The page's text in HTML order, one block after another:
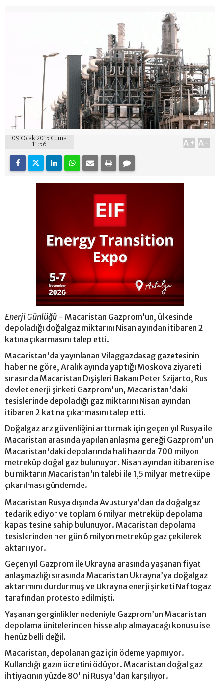
09 Ocak 2015 Cuma
11:56
A+ A-
Enerji Günlüğü - Macaristan Gazprom’un, ülkesinde
depoladığı doğalgaz miktarını Nisan ayından itibaren 2
katına çıkarmasını talep etti.
Macaristan'da yayınlanan Vilaggazdasag gazetesinin
haberine göre, Aralık ayında yaptığı Moskova ziyareti
sırasında Macaristan Dışişleri Bakanı Peter Szijarto, Rus
devlet enerji şirketi Gazprom'un, Macaristan'daki
tesislerinde depoladığı gaz miktarını Nisan ayından
itibaren 2 katına çıkarmasını talep etti.
Doğalgaz arz güvenliğini arttırmak için geçen yıl Rusya ile
Macaristan arasında yapılan anlaşma gereği Gazprom'un
Macaristan'daki depolarında hali hazırda 700 milyon
metreküp doğal gaz bulunuyor. Nisan ayından itibaren ise
bu miktarın Macaristan'ın talebi ile 1,5 milyar metreküpe
çıkarılması gündemde.
Macaristan Rusya dışında Avusturya’dan da doğalgaz
tedarik ediyor ve toplam 6 milyar metreküp depolama
kapasitesine sahip bulunuyor. Macaristan depolama
tesislerinden her gün 6 milyon metreküp gaz çekilerek
aktarılıyor.
Geçen yıl Gazprom ile Ukrayna arasında yaşanan fiyat
anlaşmazlığı sırasında Macaristan Ukrayna’ya doğalgaz
aktarımını durdurmuş ve Ukrayna enerji şirketi Naftogaz
tarafından protesto edilmişti.
Yaşanan gerginlikler nedeniyle Gazprom’un Macaristan
depolama ünitelerinden hisse alıp almayacağı konusu ise
henüz belli değil.
Macaristan, depolanan gaz için ödeme yapmıyor.
Kullandığı gazın ücretini ödüyor. Macaristan doğal gaz
ihtiyacının yüzde 80'ini Rusya'dan karşılıyor.